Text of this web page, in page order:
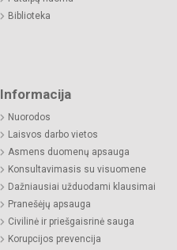
Biblioteka
Informacija
Nuorodos
Laisvos darbo vietos
Asmens duomenų apsauga
Konsultavimasis su visuomene
Dažniausiai užduodami klausimai
Pranešėjų apsauga
Civilinė ir priešgaisrinė sauga
Korupcijos prevencija